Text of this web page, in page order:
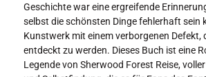
Geschichte war eine ergreifende
selbst die schönsten Dinge fehlerhaft sein
Kunstwerk mit einem verborgenen
entdeckt zu werden. Dieses Buch ist eine
Legende von Sherwood Forest Reise,